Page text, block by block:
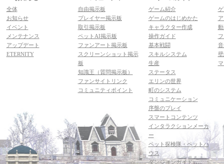
全体
お知らせ
イベント
メンテナンス
アップデート
ETERNITY
自由掲示板
プレイヤー掲示板
取引掲示板
ペットAI掲示板
ファンアート掲示板
スクリーンショット掲示
板
知識王（質問掲示板）
ファンサイトリンク
コミュニティポイント
ゲーム紹介
ゲームのはじめかた
キャラクター作成
操作ガイド
基本戦闘
スキルシステム
生産
ステータス
エリンの世界
町のシステム
コミュニケーション
序盤のプレイ
スマートコンテンツ
インタラクションメーカ
ー
ペット探検隊・ペットハ
ウス
ダンジョンガイド